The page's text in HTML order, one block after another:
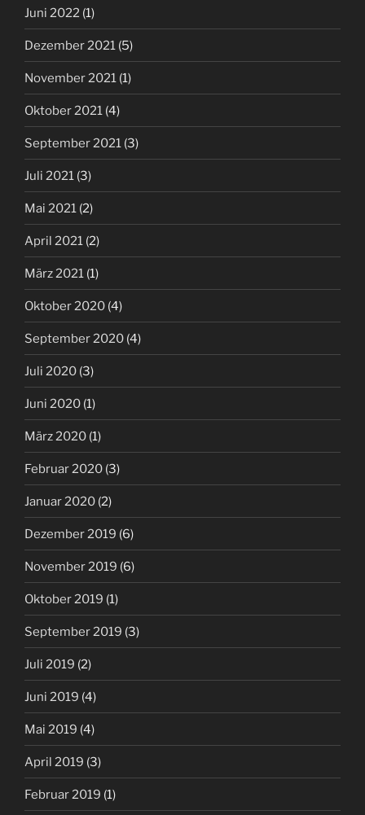
Juni 2022 (1)
Dezember 2021 (5)
November 2021 (1)
Oktober 2021 (4)
September 2021 (3)
Juli 2021 (3)
Mai 2021 (2)
April 2021 (2)
März 2021 (1)
Oktober 2020 (4)
September 2020 (4)
Juli 2020 (3)
Juni 2020 (1)
März 2020 (1)
Februar 2020 (3)
Januar 2020 (2)
Dezember 2019 (6)
November 2019 (6)
Oktober 2019 (1)
September 2019 (3)
Juli 2019 (2)
Juni 2019 (4)
Mai 2019 (4)
April 2019 (3)
Februar 2019 (1)